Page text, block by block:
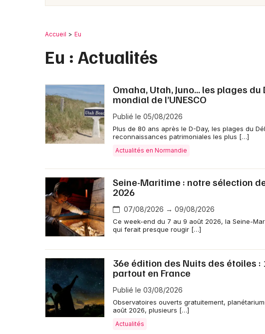
Accueil Eu
Eu : Actualités
Omaha, Utah, Juno… les plages
mondial de l’UNESCO
Publié le 05/08/2026
Plus de 80 ans après le D-Day, les plages du
reconnaissances patrimoniales les plus […]
Actualités en Normandie
Seine-Maritime : notre sélection
2026
07/08/2026 → 09/08/2026
Ce week-end du 7 au 9 août 2026, la Seine-
qui ferait presque rougir […]
36e édition des Nuits des étoiles
partout en France
Publié le 03/08/2026
Observatoires ouverts gratuitement,
août 2026, plusieurs […]
Actualités